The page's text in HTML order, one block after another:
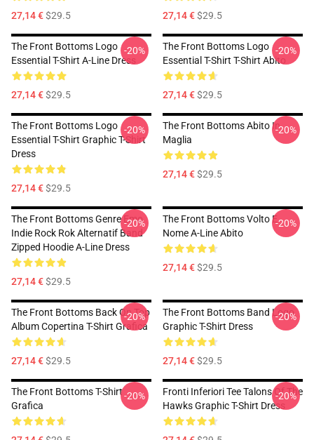
27,14 €$29.5 27,14 €$29.5
The Front Bottoms Logo
Essential T-Shirt A-Line Dress
27,14 €$29.5
-20%
The Front Bottoms Logo
Essential T-Shirt T-Shirt Abito
27,14 €$29.5
-20%
The Front Bottoms Logo
Essential T-Shirt Graphic T-Shirt
Dress
27,14 €$29.5
-20%
The Front Bottoms Abito In
Maglia
27,14 €$29.5
-20%
The Front Bottoms Genre Emo
Indie Rock Rok Alternatif Band
Zipped Hoodie A-Line Dress
27,14 €$29.5
-20%
The Front Bottoms Volto E
Nome A-Line Abito
27,14 €$29.5
-20%
The Front Bottoms Back On Top
Album Copertina T-Shirt Grafica
27,14 €$29.5
-20%
The Front Bottoms Band Logo
Graphic T-Shirt Dress
27,14 €$29.5
-20%
The Front Bottoms T-Shirt
Grafica
-20%
Fronti Inferiori Tee Talons Of The
Hawks Graphic T-Shirt Dress
-20%